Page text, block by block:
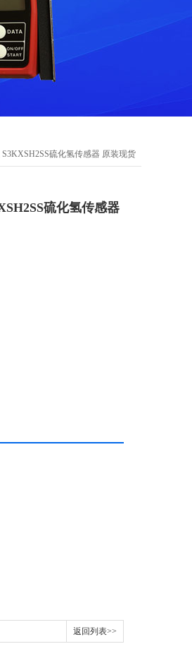
硫化氢传感器 原装现货
硫化氢传感器
返回列表>>